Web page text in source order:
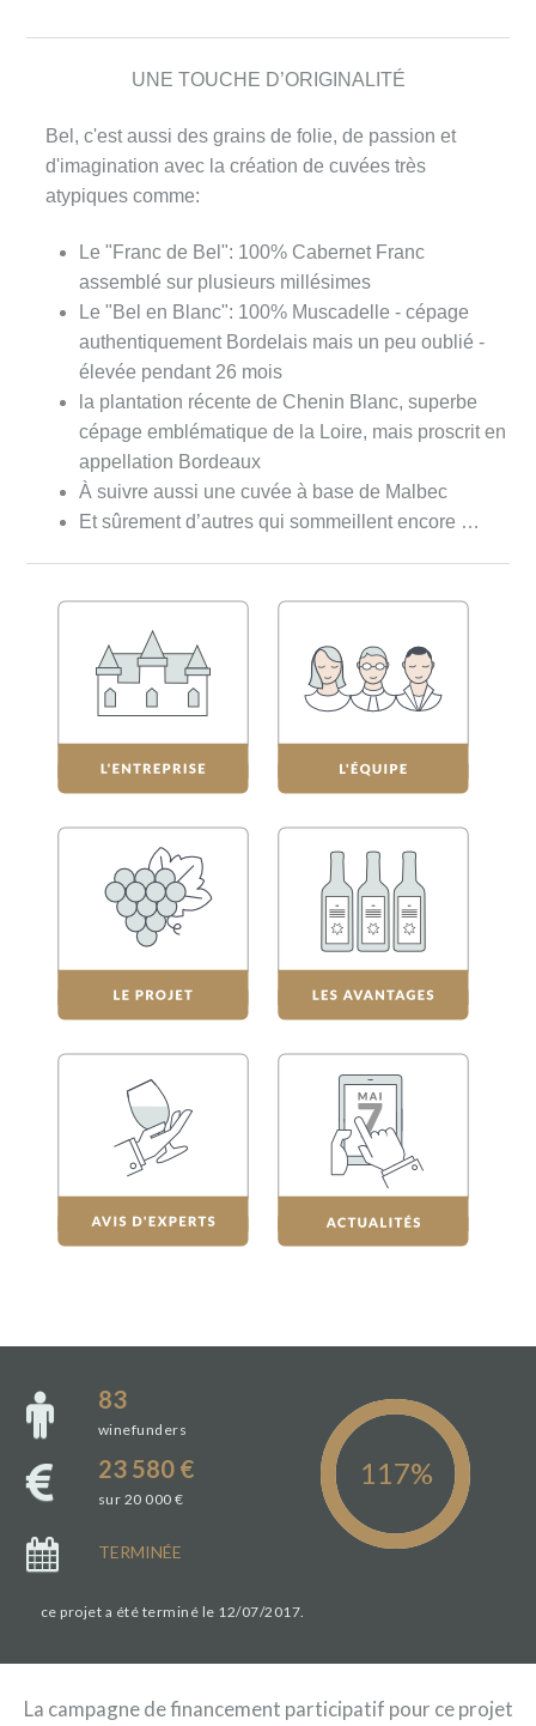
UNE TOUCHE D’ORIGINALITÉ
Bel, c'est aussi des grains de folie, de passion et
d'imagination avec la création de cuvées très
atypiques comme:
Le "Franc de Bel": 100% Cabernet Franc
assemblé sur plusieurs millésimes
Le "Bel en Blanc": 100% Muscadelle - cépage
authentiquement Bordelais mais un peu oublié -
élevée pendant 26 mois
la plantation récente de Chenin Blanc, superbe
cépage emblématique de la Loire, mais proscrit en
appellation Bordeaux
À suivre aussi une cuvée à base de Malbec
Et sûrement d’autres qui sommeillent encore …
83
winefunders
23 580 €
sur 20 000 €
TERMINÉE
ce projet a été terminé le 12/07/2017.
La campagne de financement participatif pour ce projet